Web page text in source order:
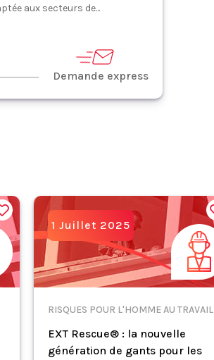
aux secteurs de...
Demande express
1 Juillet 2025
RISQUES POUR L'HOMME AU TRAVAIL
EXT Rescue® : la nouvelle
génération de gants pour les